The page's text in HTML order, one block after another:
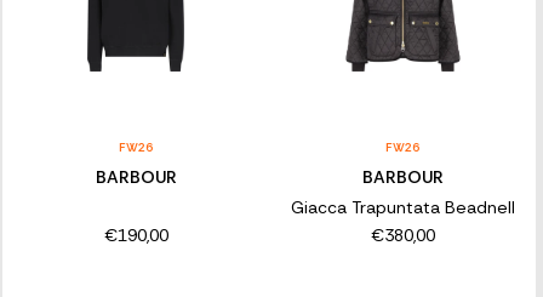
FW26
BARBOUR
€190,00
FW26
BARBOUR
Giacca Trapuntata Beadnell
€380,00